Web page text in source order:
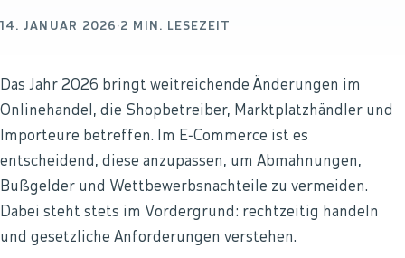
14. JANUAR 2026 ·2 MIN. LESEZEIT
Das Jahr 2026 bringt weitreichende Änderungen im
Onlinehandel, die Shopbetreiber, Marktplatzhändler und
Importeure betreffen. Im E‑Commerce ist es
entscheidend, diese anzupassen, um Abmahnungen,
Bußgelder und Wettbewerbsnachteile zu vermeiden.
Dabei steht stets im Vordergrund: rechtzeitig handeln
und gesetzliche Anforderungen verstehen.